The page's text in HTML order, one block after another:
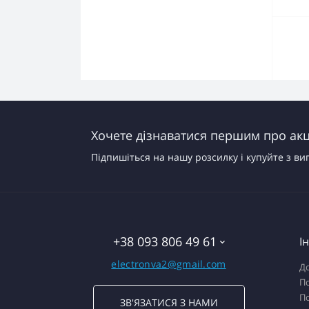
Хочете дізнаватися першим про
Підпишіться на нашу розсилку і купуйте з
+38 093 806 49 61
electronva2@gmail.com
ЗВ'ЯЗАТИСЯ З НАМИ